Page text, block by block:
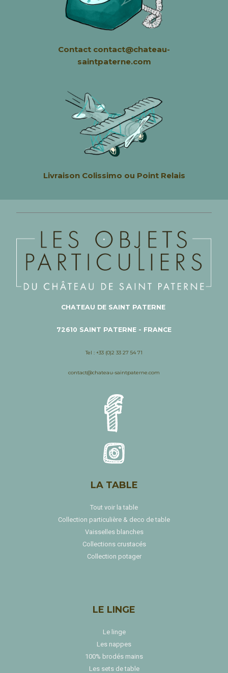
Contact contact@chateau-
saintpaterne.com
Livraison Colissimo ou Point Relais
CHATEAU DE SAINT PATERNE
72610 SAINT PATERNE - FRANCE
Tel : +33 (0)2 33 27 54 71
contact@chateau-saintpaterne.com
LA TABLE
Tout voir la table
Collection particulière & deco de table
Vaisselles blanches
Collections crustacés
Collection potager
LE LINGE
Le linge
Les nappes
100% brodés mains
Les sets de table